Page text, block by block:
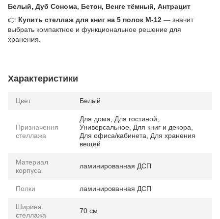
Белый, Дуб Сонома, Бетон, Венге тёмный, Антрацит
👉 Купить стеллаж для книг на 5 полок M-12 — значит
выбрать компактное и функциональное решение для
хранения.
Характеристики
Цвет Белый
Призначення
стеллажа
Для дома, Для гостиной,
Универсальное, Для книг и декора,
Для офиса/кабинета, Для хранения
вещей
Материал
корпуса
ламинированная ДСП
Полки ламинированная ДСП
Ширина
стеллажа
70 см